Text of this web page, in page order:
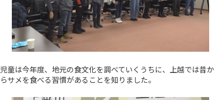
児童は今年度、地元の食文化を調べていくうちに、上越では昔か
らサメを食べる習慣があることを知りました。